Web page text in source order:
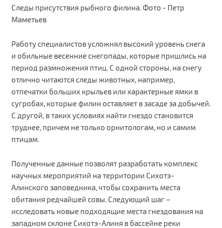
Следы присутствия рыбного филина. Фото - Петр
Маметьев
Работу специалистов усложнял высокий уровень снега
и обильные весенние снегопады, которые пришлись на
период размножения птиц. С одной стороны, на снегу
отлично читаются следы животных, например,
отпечатки больших крыльев или характерные ямки в
сугробах, которые филин оставляет в засаде за добычей.
С другой, в таких условиях найти гнездо становится
труднее, причем не только орнитологам, но и самим
птицам.
Полученные данные позволят разработать комплекс
научных мероприятий на территории Сихотэ-
Алинского заповедника, чтобы сохранить места
обитания редчайшей совы. Следующий шаг –
исследовать новые подходящие места гнездования на
западном склоне Сихотэ-Алиня в бассейне реки